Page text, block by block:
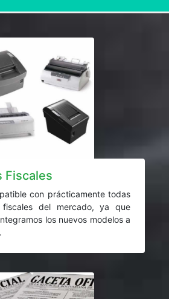
Fiscales
con prácticamente todas
fiscales del mercado, ya que
los nuevos modelos a